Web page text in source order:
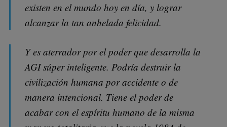
existen en el mundo hoy en día, y lograr
alcanzar la tan anhelada felicidad.
Y es aterrador por el poder que desarrolla la
AGI súper inteligente. Podría destruir la
civilización humana por accidente o de
manera intencional. Tiene el poder de
acabar con el espíritu humano de la misma